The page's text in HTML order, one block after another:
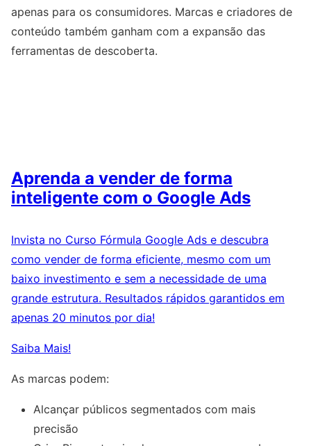
apenas para os consumidores. Marcas e criadores de
conteúdo também ganham com a expansão das
ferramentas de descoberta.
Aprenda a vender de forma
inteligente com o Google Ads
Invista no Curso Fórmula Google Ads e descubra
como vender de forma eficiente, mesmo com um
baixo investimento e sem a necessidade de uma
grande estrutura. Resultados rápidos garantidos em
apenas 20 minutos por dia!
Saiba Mais!
As marcas podem:
Alcançar públicos segmentados com mais
precisão